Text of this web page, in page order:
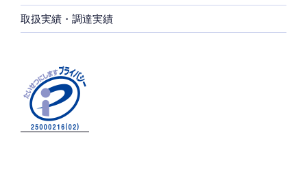
取扱実績・調達実績